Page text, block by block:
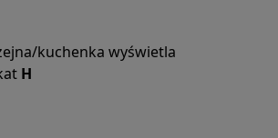
kuchenka wyświetla
H